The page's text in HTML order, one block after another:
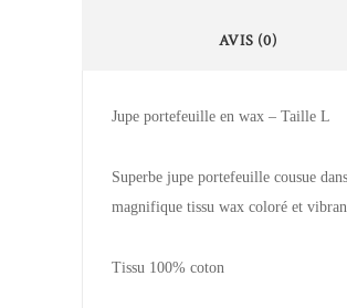
AVIS (0)
Jupe portefeuille en wax – Taille L
Superbe jupe portefeuille cousue
magnifique tissu wax coloré et
Tissu 100% coton